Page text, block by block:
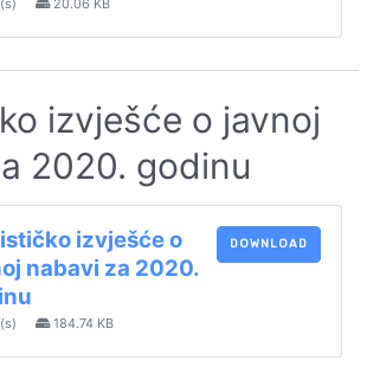
izvješće o javnoj
2020. godinu
izvješće o
nabavi za 2020.
184.74 KB
DOWNLOAD